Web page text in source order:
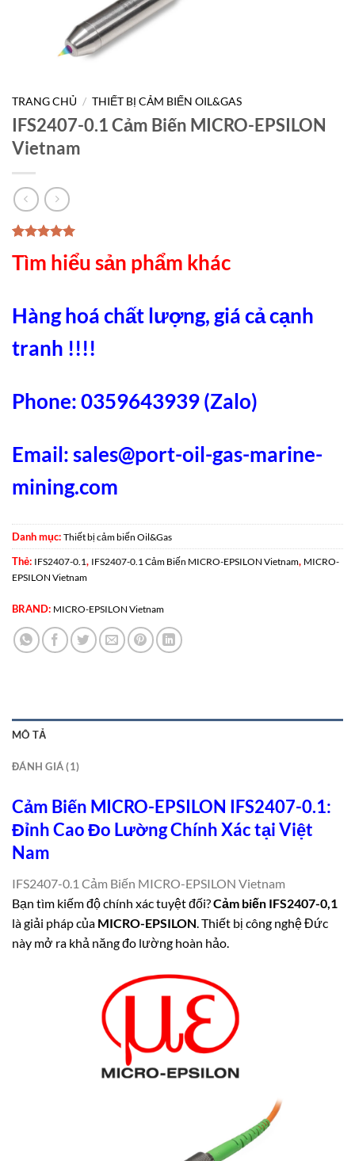
TRANG CHỦ / THIẾT BỊ CẢM BIẾN OIL&GAS
IFS2407-0.1 Cảm Biến MICRO-EPSILON
Vietnam
dựa trên
Tìm hiểu sản phẩm khác
Hàng hoá chất lượng, giá cả cạnh
tranh !!!!
Phone: 0359643939 (Zalo)
Email:sales@port-oil-gas-marine-
mining.com
Danh mục: Thiết bị cảm biến Oil&Gas
Thẻ: IFS2407-0.1, IFS2407-0.1 Cảm Biến MICRO-EPSILON Vietnam, MICRO-
EPSILON Vietnam
BRAND: MICRO-EPSILON Vietnam
MÔ TẢ
ĐÁNH GIÁ (1)
Cảm Biến MICRO-EPSILON IFS2407-0.1:
Đỉnh Cao Đo Lường Chính Xác tại Việt
Nam
IFS2407-0.1 Cảm Biến MICRO-EPSILON Vietnam
Bạn tìm kiếm độ chính xác tuyệt đối?Cảm biến IFS2407-0,1
là giải pháp của MICRO-EPSILON . Thiết bị công nghệ Đức
này mở ra khả năng đo lường hoàn hảo.